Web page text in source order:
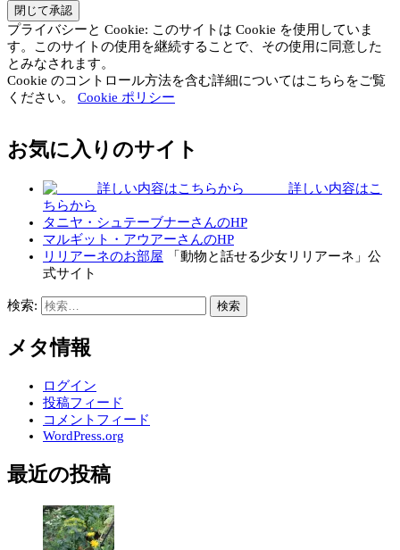
プライバシーと Cookie: このサイトは Cookie を使用していま
す。このサイトの使用を継続することで、その使用に同意した
とみなされます。
Cookie のコントロール方法を含む詳細についてはこちらをご覧
ください。 Cookie ポリシー
お気に入りのサイト
詳しい内容はこ
ちらから
タニヤ・シュテーブナーさんのHP
マルギット・アウアーさんのHP
リリアーネのお部屋 「動物と話せる少女リリアーネ」公
式サイト
検索:
メタ情報
ログイン
投稿フィード
コメントフィード
WordPress.org
最近の投稿